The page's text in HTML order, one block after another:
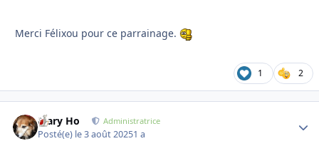
Merci Félixou pour ce parrainage.
1 2
Mary Ho Administratrice
Posté(e) le 3 août 20251 a